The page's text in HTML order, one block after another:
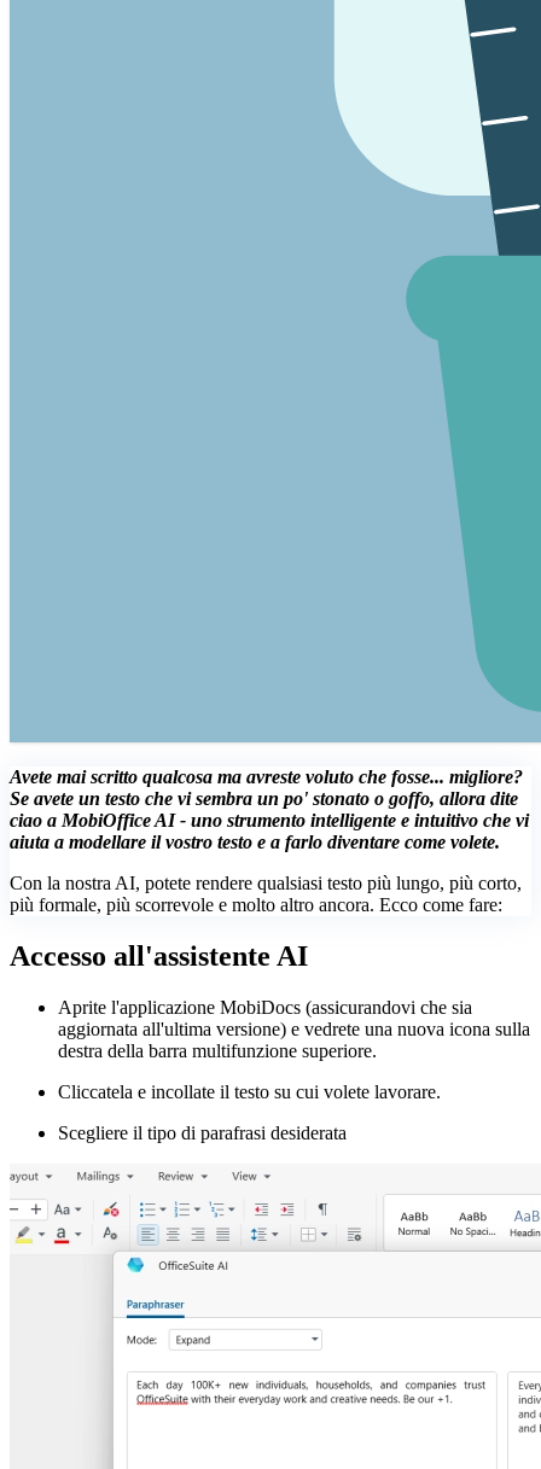
Avete mai scritto qualcosa ma avreste voluto che fosse... migliore?
Se avete un testo che vi sembra un po' stonato o goffo, allora dite
ciao a MobiOffice AI - uno strumento intelligente e intuitivo che vi
aiuta a modellare il vostro testo e a farlo diventare come volete.
Con la nostra AI, potete rendere qualsiasi testo più lungo, più corto,
più formale, più scorrevole e molto altro ancora. Ecco come fare:
Accesso all'assistente AI
Aprite l'applicazione MobiDocs (assicurandovi che sia
aggiornata all'ultima versione) e vedrete una nuova icona sulla
destra della barra multifunzione superiore.
Cliccatela e incollate il testo su cui volete lavorare.
Scegliere il tipo di parafrasi desiderata